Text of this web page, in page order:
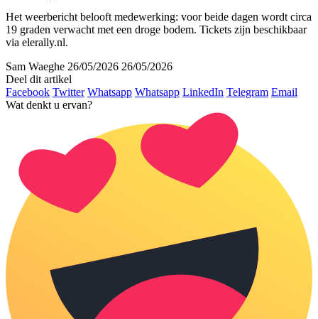
Het weerbericht belooft medewerking: voor beide dagen wordt circa
19 graden verwacht met een droge bodem. Tickets zijn beschikbaar
via elerally.nl.
Sam Waeghe 26/05/2026 26/05/2026
Deel dit artikel
Facebook Twitter Whatsapp Whatsapp LinkedIn Telegram Email
Wat denkt u ervan?